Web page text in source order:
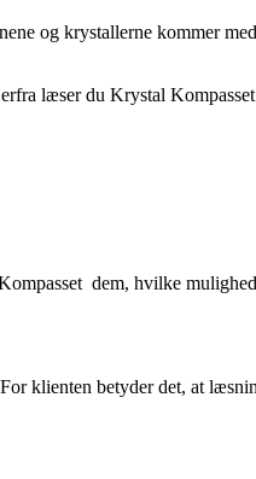
og krystallerne kommer
læser du Krystal
dem, hvilke
klienten betyder det, at